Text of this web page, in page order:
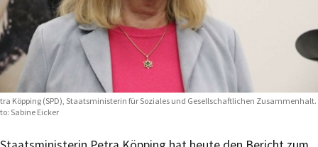
Köpping (SPD), Staatsministerin für Soziales und Gesellschaftlichen Zusammenhalt.
Sabine Eicker